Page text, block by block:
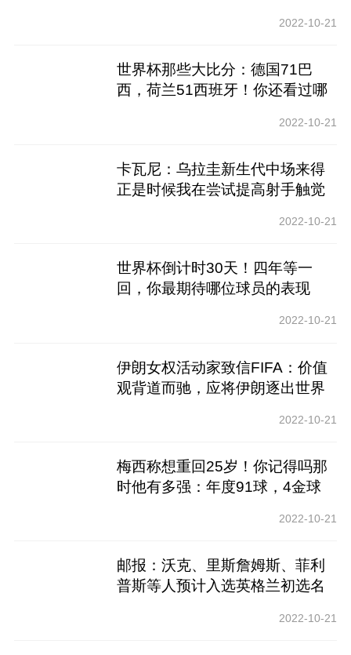
2022-10-21
世界杯那些大比分：德国71巴
西，荷兰51西班牙！你还看过哪
2022-10-21
卡瓦尼：乌拉圭新生代中场来得
正是时候我在尝试提高射手触觉
2022-10-21
世界杯倒计时30天！四年等一
回，你最期待哪位球员的表现
2022-10-21
伊朗女权活动家致信FIFA：价值
观背道而驰，应将伊朗逐出世界
2022-10-21
梅西称想重回25岁！你记得吗那
时他有多强：年度91球，4金球
2022-10-21
邮报：沃克、里斯詹姆斯、菲利
普斯等人预计入选英格兰初选名
2022-10-21